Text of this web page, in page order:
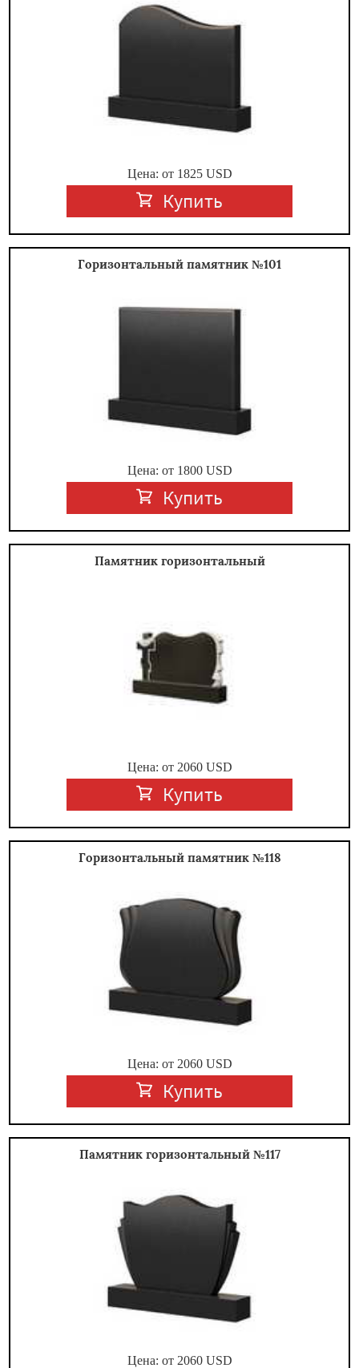
Цена: от 1825USD
Купить
Горизонтальный памятник №101
Цена: от 1800USD
Купить
Памятник горизонтальный
Цена: от 2060USD
Купить
Горизонтальный памятник №118
Цена: от 2060USD
Купить
Памятник горизонтальный №117
Цена: от 2060USD